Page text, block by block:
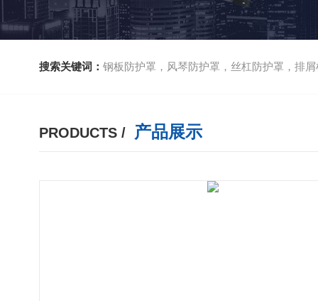
搜索关键词： 钢板防护罩，风琴防护罩，丝杠防护罩，排屑机
PRODUCTS / 产品展示